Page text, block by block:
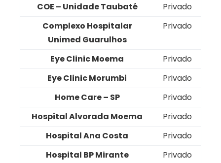
COE – Unidade Taubaté
Privado
Complexo Hospitalar
Unimed Guarulhos
Privado
Eye Clinic Moema
Privado
Eye Clinic Morumbi
Privado
Home Care – SP
Privado
Hospital Alvorada Moema
Privado
Hospital Ana Costa
Privado
Hospital BP Mirante
Privado